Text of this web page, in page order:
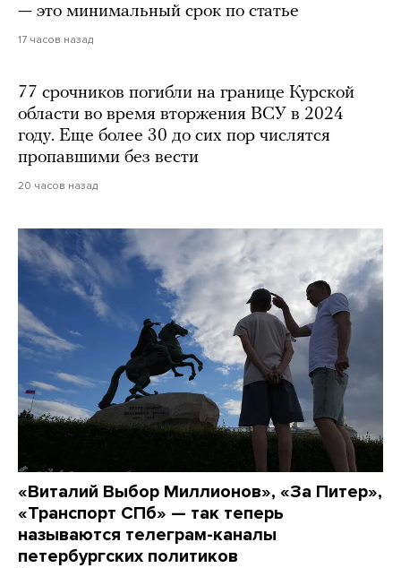
— это минимальный срок по статье
17 часов назад
77 срочников погибли на границе Курской
области во время вторжения ВСУ в 2024
году. Еще более 30 до сих пор числятся
пропавшими без вести
20 часов назад
«Виталий Выбор Миллионов», «За Питер»,
«Транспорт СПб» — так теперь
называются телеграм-каналы
петербургских политиков